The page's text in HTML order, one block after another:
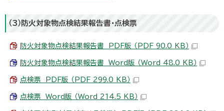
（3）防火対象物点検結果報告書・点検票
防火対象物点検結果報告書 PDF版 （PDF 90.0 KB）
防火対象物点検結果報告書 Word版 （Word 48.0 KB）
点検票 PDF版 （PDF 299.0 KB）
点検票 Word版 （Word 214.5 KB）